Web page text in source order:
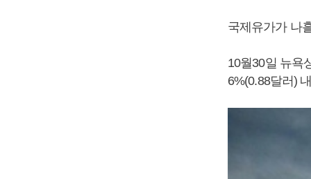
국제유가가 나
10월30일 뉴욕
6%(0.88달러)